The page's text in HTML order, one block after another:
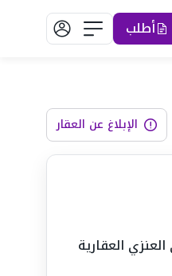
أطلب
الإبلاغ عن العقار
العقارية